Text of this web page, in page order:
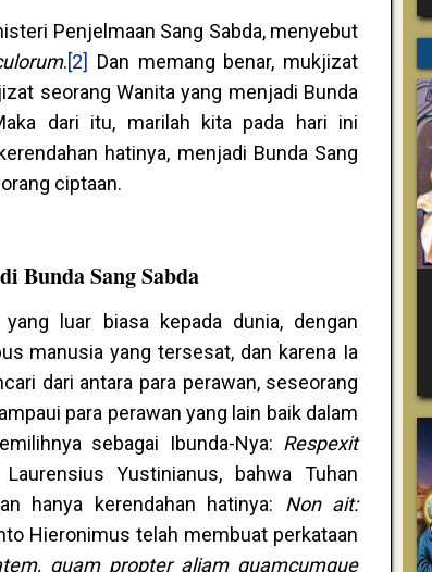
Penjelmaan Sang Sabda, menyebut
.[2] Dan memang benar, mukjizat
seorang Wanita yang menjadi Bunda
dari itu, marilah kita pada hari ini
hatinya, menjadi Bunda Sang
ciptaan.
Bunda Sang Sabda
luar biasa kepada dunia, dengan
manusia yang tersesat, dan karena Ia
dari antara para perawan, seseorang
para perawan yang lain baik dalam
sebagai Ibunda-Nya: Respexit
Yustinianus, bahwa Tuhan
hanya kerendahan hatinya: Non ait:
Hieronimus telah membuat perkataan
quam propter aliam quamcumque